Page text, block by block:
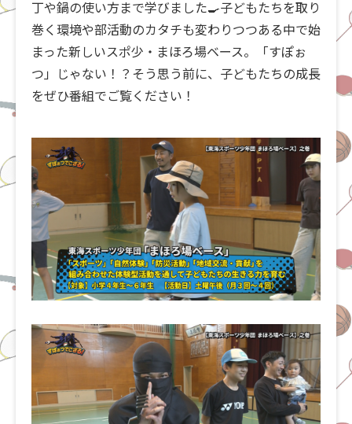
丁や鍋の使い方まで学びました🍳子どもたちを取り
巻く環境や部活動のカタチも変わりつつある中で始
まった新しいスポ少・まほろ場ベース。「すぽぉ
つ」じゃない！？そう思う前に、子どもたちの成長
をぜひ番組でご覧ください！